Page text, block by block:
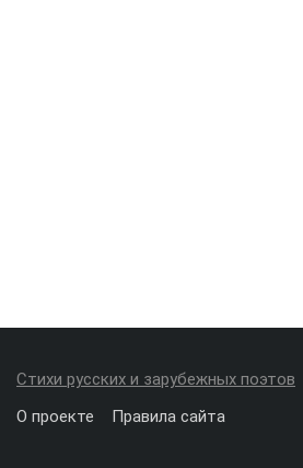
Стихи русских и зарубежных поэтов
О проекте
Правила сайта